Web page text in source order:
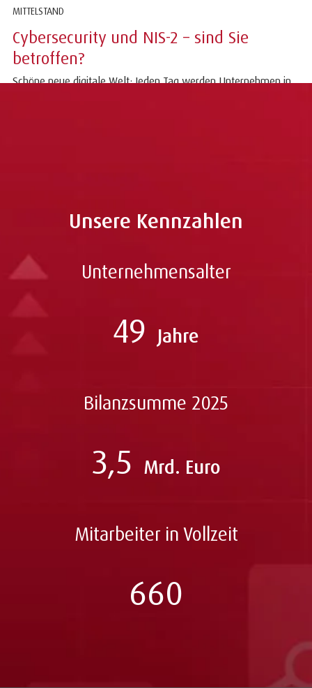
MITTELSTAND
Cybersecurity und NIS-2 – sind Sie
betroffen?
Schöne neue digitale Welt: Jeden Tag werden Unternehmen in
Unsere Kennzahlen
Unternehmensalter
49 Jahre
Bilanzsumme 2025
3,5 Mrd. Euro
Mitarbeiter in Vollzeit
660